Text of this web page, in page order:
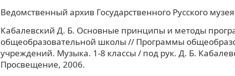
Ведомственный архив Государственного Русского
Кабалевский Д. Б. Основные принципы и методы
общеобразовательной школы // Программы
учреждений. Музыка. 1-8 классы / под рук. Д. Б.
Просвещение, 2006.